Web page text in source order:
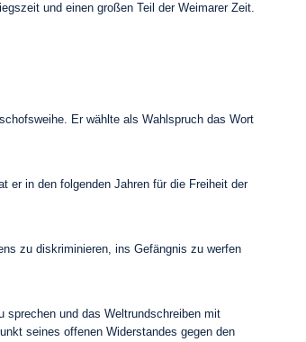
und einen großen Teil der Weimarer Zeit.
Er wählte als Wahlspruch das Wort
er in den folgenden Jahren für die Freiheit der
zu diskriminieren, ins Gefängnis zu werfen
und das Weltrundschreiben mit
seines offenen Widerstandes gegen den